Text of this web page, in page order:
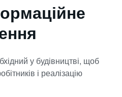
у будівництві, щоб
і реалізацію